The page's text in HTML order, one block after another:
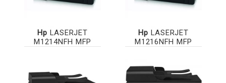
Hp LASERJET
M1214NFH MFP
Hp LASERJET
M1216NFH MFP